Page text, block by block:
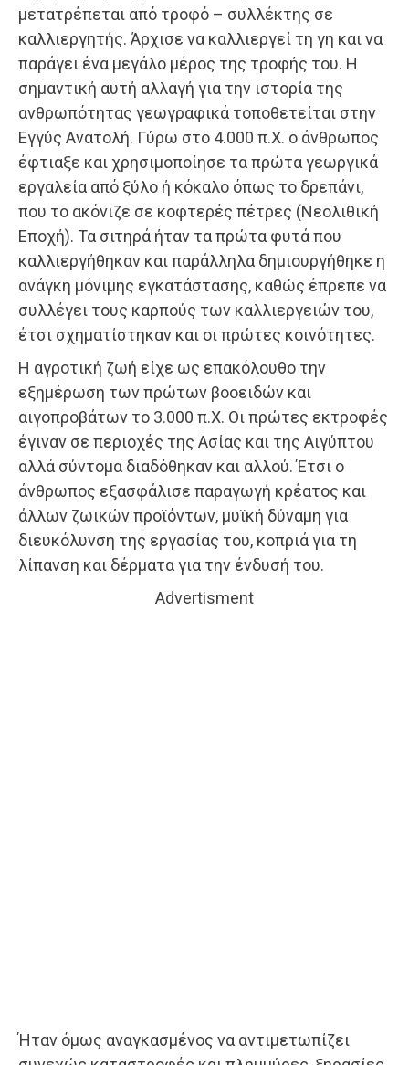
μετατρέπεται από τροφό – συλλέκτης σε
καλλιεργητής. Άρχισε να καλλιεργεί τη γη και να
παράγει ένα μεγάλο μέρος της τροφής του. Η
σημαντική αυτή αλλαγή για την ιστορία της
ανθρωπότητας γεωγραφικά τοποθετείται στην
Εγγύς Ανατολή. Γύρω στο 4.000 π.Χ. ο άνθρωπος
έφτιαξε και χρησιμοποίησε τα πρώτα γεωργικά
εργαλεία από ξύλο ή κόκαλο όπως το δρεπάνι,
που το ακόνιζε σε κοφτερές πέτρες (Νεολιθική
Εποχή). Τα σιτηρά ήταν τα πρώτα φυτά που
καλλιεργήθηκαν και παράλληλα δημιουργήθηκε η
ανάγκη μόνιμης εγκατάστασης, καθώς έπρεπε να
συλλέγει τους καρπούς των καλλιεργειών του,
έτσι σχηματίστηκαν και οι πρώτες κοινότητες.
Η αγροτική ζωή είχε ως επακόλουθο την
εξημέρωση των πρώτων βοοειδών και
αιγοπροβάτων το 3.000 π.Χ. Οι πρώτες εκτροφές
έγιναν σε περιοχές της Ασίας και της Αιγύπτου
αλλά σύντομα διαδόθηκαν και αλλού. Έτσι ο
άνθρωπος εξασφάλισε παραγωγή κρέατος και
άλλων ζωικών προϊόντων, μυϊκή δύναμη για
διευκόλυνση της εργασίας του, κοπριά για τη
λίπανση και δέρματα για την ένδυσή του.
Advertisment
Ήταν όμως αναγκασμένος να αντιμετωπίζει